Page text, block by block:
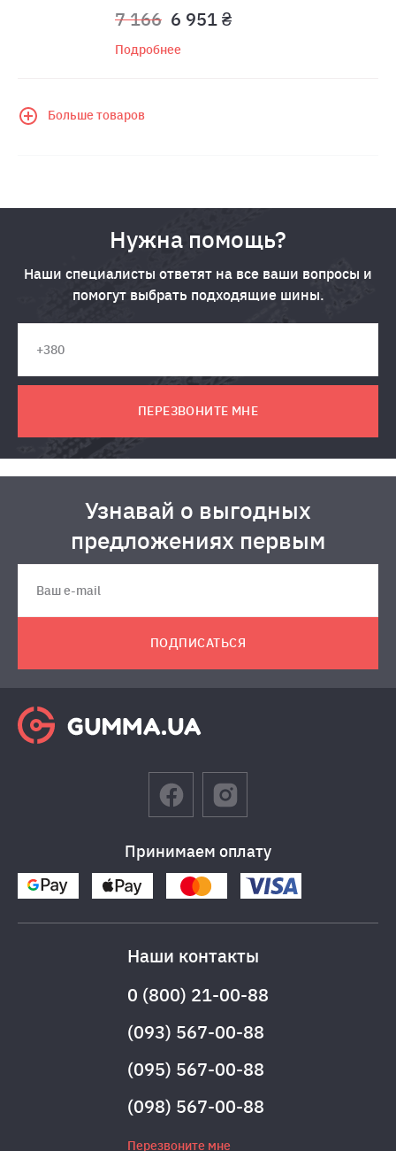
7 166 6 951 ₴
Подробнее
Больше товаров
Нужна помощь?
Наши специалисты ответят на все ваши вопросы и
помогут выбрать подходящие шины.
ПЕРЕЗВОНИТЕ МНЕ
Узнавай о выгодных
предложениях первым
ПОДПИСАТЬСЯ
Принимаем оплату
Наши контакты
0 (800) 21-00-88
(093) 567-00-88
(095) 567-00-88
(098) 567-00-88
Перезвоните мне